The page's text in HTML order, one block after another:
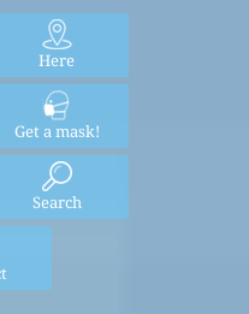
Here
Get a mask!
Search